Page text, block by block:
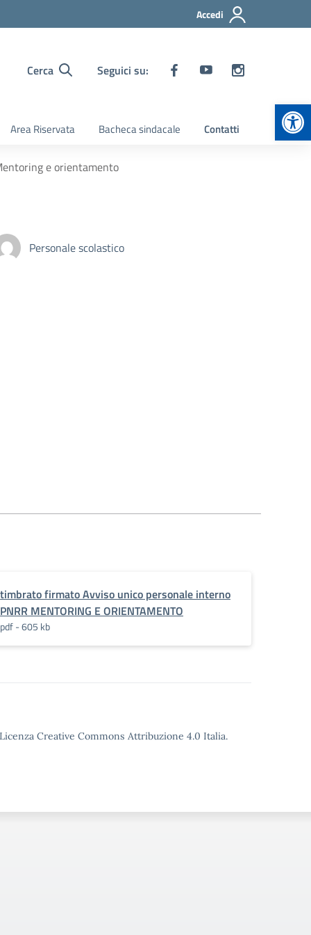
Accedi
Cerca Seguici su:
Area Riservata Bacheca sindacale Contatti
e orientamento
Personale scolastico
timbrato firmato Avviso unico personale interno
PNRR MENTORING E ORIENTAMENTO
pdf - 605 kb
Creative Commons Attribuzione 4.0 Italia.